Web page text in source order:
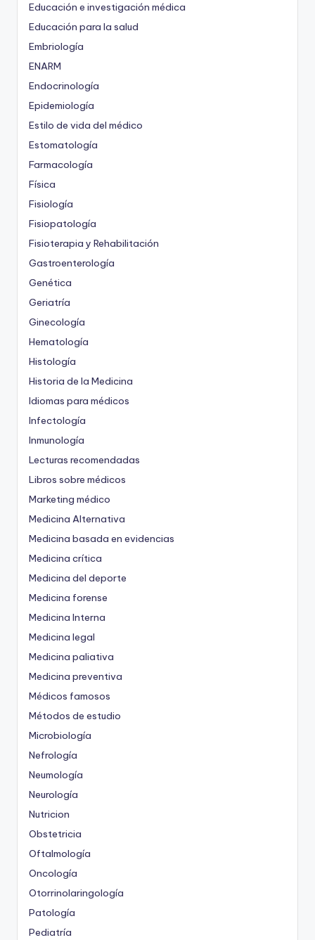
Educación e investigación médica
Educación para la salud
Embriología
ENARM
Endocrinología
Epidemiología
Estilo de vida del médico
Estomatología
Farmacología
Física
Fisiología
Fisiopatología
Fisioterapia y Rehabilitación
Gastroenterología
Genética
Geriatría
Ginecología
Hematología
Histología
Historia de la Medicina
Idiomas para médicos
Infectología
Inmunología
Lecturas recomendadas
Libros sobre médicos
Marketing médico
Medicina Alternativa
Medicina basada en evidencias
Medicina crítica
Medicina del deporte
Medicina forense
Medicina Interna
Medicina legal
Medicina paliativa
Medicina preventiva
Médicos famosos
Métodos de estudio
Microbiología
Nefrología
Neumología
Neurología
Nutricion
Obstetricia
Oftalmología
Oncología
Otorrinolaringología
Patología
Pediatría